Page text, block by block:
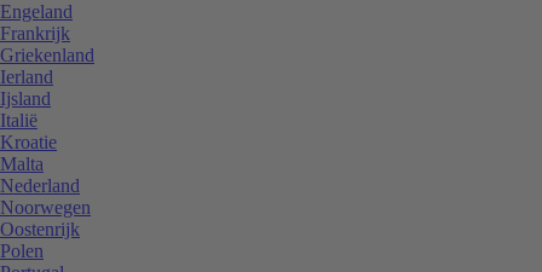
Engeland
Frankrijk
Griekenland
Ierland
Ijsland
Italië
Kroatie
Malta
Nederland
Noorwegen
Oostenrijk
Polen